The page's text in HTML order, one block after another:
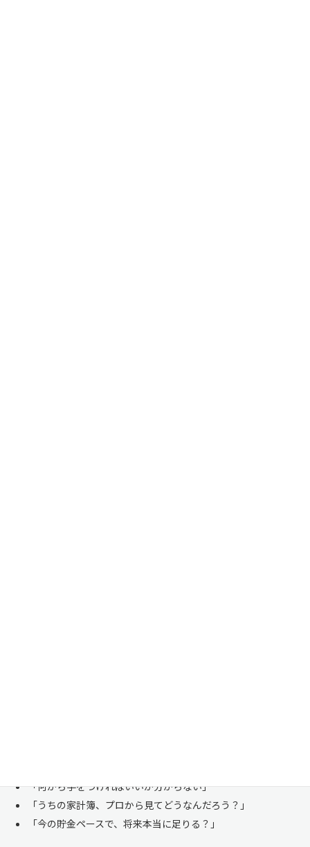
「何から手をつければいいか分からない」
「うちの家計簿、プロから見てどうなんだろう？」
「今の貯金ペースで、将来本当に足りる？」